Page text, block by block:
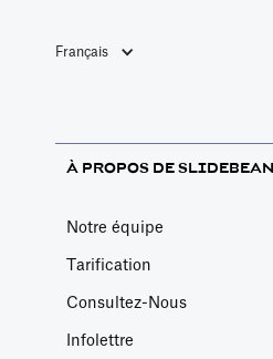
Français
À PROPOS DE SLIDEBEAN
Notre équipe
Tarification
Consultez-Nous
Infolettre